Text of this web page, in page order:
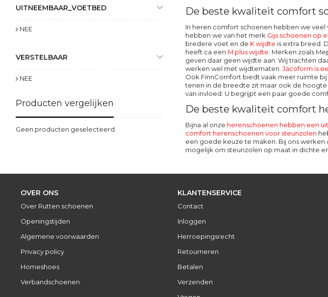
De beste kwaliteit comfort
In heren comfort schoenen hebben we
hebben we van het merk Gijs schoenen op
bredere voet en de K wijdte is extra breed.
heeft ca een M plus wijdte . Merken zoals
geven daar geen wijdte aan. Wij trachten
werken wel met wijdtematen. Jacoform is
Ook FinnComfort biedt vaak meer ruimte
tenen in de breedte zit maar ook de
van invloed. U begrijpt een paar goede
De beste kwaliteit comfort
Bijna al onze herenschoenen hebben een
comfort herenschoenen voor steunzolen
een goede keuze te maken. Bij ons
mogelijk om steunzolen op maat in dichte
UITNEEMBAAR_VOETBED
NEE
VERSTELBAAR
NEE
Producten vergelijken
Geen producten geselecteerd.
OVER ONS
Over Rutten schoenen
Openingstijden
Algemene voorwaarden
Privacy policy
Homeshoes
Verbandschoenen
KLANTENSERVICE
Contact
Inloggen
Herroepingsrecht
Retourneren
Betalen
Verzenden